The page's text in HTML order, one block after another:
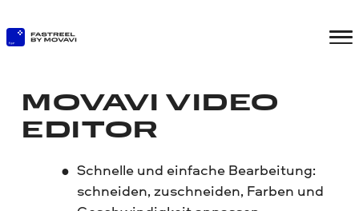
MOVAVI VIDEO
EDITOR
Schnelle und einfache Bearbeitung:
schneiden, zuschneiden, Farben und